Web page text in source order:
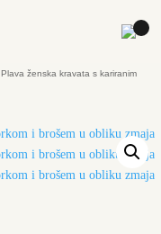
Plava ženska kravata s kariranim